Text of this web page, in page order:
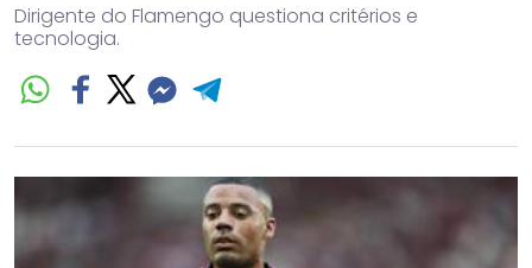
Dirigente do Flamengo questiona critérios e
tecnologia.